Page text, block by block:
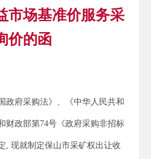
市场基准价服务采
价的函
政府采购法》、《中华人民共和
财政部第74号《政府采购非招标
, 现就制定保山市采矿权出让收